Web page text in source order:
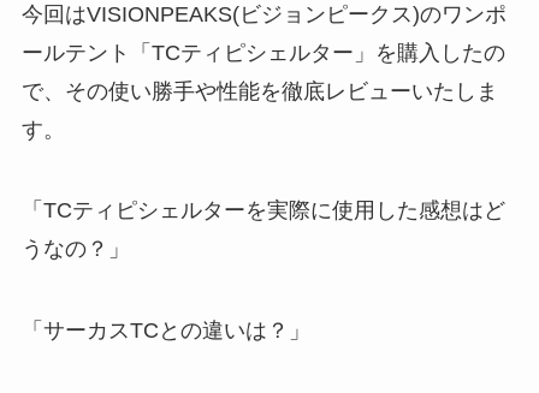
今回はVISIONPEAKS(ビジョンピークス)のワンポ
ールテント「 TCティピシェルター 」を購入したの
で、その使い勝手や性能を徹底レビューいたしま
す。
「 TCティピシェルターを実際に使用した感想はど
うなの？ 」
「 サーカスTCとの違いは？ 」